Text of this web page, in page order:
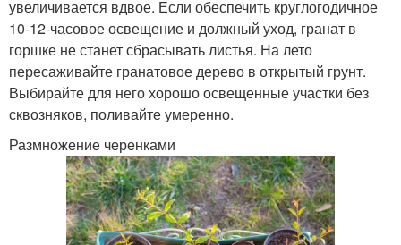
увеличивается вдвое. Если обеспечить круглогодичное
10-12-часовое освещение и должный уход, гранат в
горшке не станет сбрасывать листья. На лето
пересаживайте гранатовое дерево в открытый грунт.
Выбирайте для него хорошо освещенные участки без
сквозняков, поливайте умеренно.
Размножение черенками